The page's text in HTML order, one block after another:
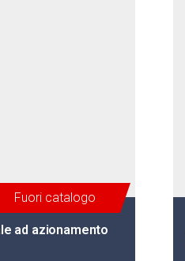
ad azionamento
Fuori catalogo